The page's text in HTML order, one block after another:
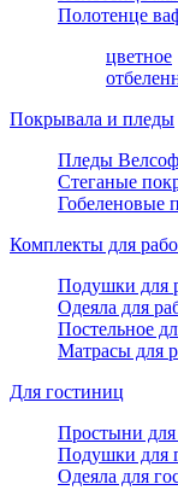
Полотенце
цветное
Покрывала и пледы
Пледы
Стеганые
Гобеленовые
Комплекты для
Подушки для
Одеяла для
Постельное
Матрасы для
Для гостиниц
Простыни для
Подушки для
Одеяла для